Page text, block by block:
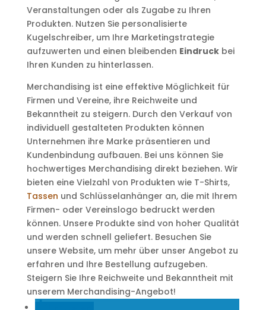
Veranstaltungen oder als Zugabe zu Ihren
Produkten. Nutzen Sie personalisierte
Kugelschreiber, um Ihre Marketingstrategie
aufzuwerten und einen bleibenden Eindruckbei
Ihren Kunden zu hinterlassen.
Merchandising ist eine effektive Möglichkeit für
Firmen und Vereine, ihre Reichweite und
Bekanntheit zu steigern. Durch den Verkauf von
individuell gestalteten Produkten können
Unternehmen ihre Marke präsentieren und
Kundenbindung aufbauen. Bei uns können Sie
hochwertiges Merchandising direkt beziehen. Wir
bieten eine Vielzahl von Produkten wie T-Shirts,
Tassen und Schlüsselanhänger an, die mit Ihrem
Firmen- oder Vereinslogo bedruckt werden
können. Unsere Produkte sind von hoher Qualität
und werden schnell geliefert. Besuchen Sie
unsere Website, um mehr über unser Angebot zu
erfahren und Ihre Bestellung aufzugeben.
Steigern Sie Ihre Reichweite und Bekanntheit mit
unserem Merchandising-Angebot!